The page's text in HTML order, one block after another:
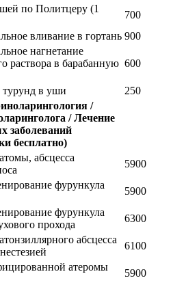
по Политцеру (1
700
вливание в гортань 900
нагнетание
раствора в барабанную 600
турунд в уши
250
/
/ Лечение
заболеваний
бесплатно)
абсцесса
5900
фурункула
5900
фурункула
прохода
6300
абсцесса
6100
атеромы
5900